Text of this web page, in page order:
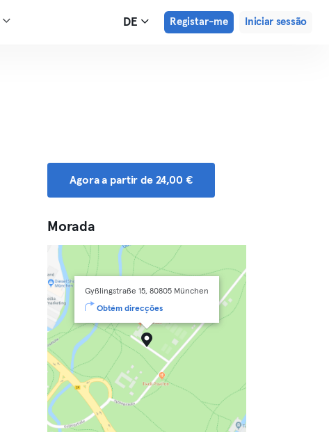
DE Registar-me Iniciar sessão
Agora a partir de 24,00 €
Morada
Gyßlingstraße 15, 80805 München
Obtém direcções